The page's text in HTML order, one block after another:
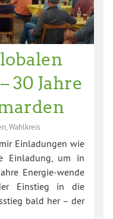
30 Jahre
Wahlkreis
Einladungen wie
Einladung, um in
Energie-wende
Einstieg in die
bald her – der